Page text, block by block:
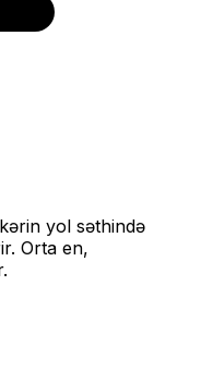
yol səthində
Orta en,